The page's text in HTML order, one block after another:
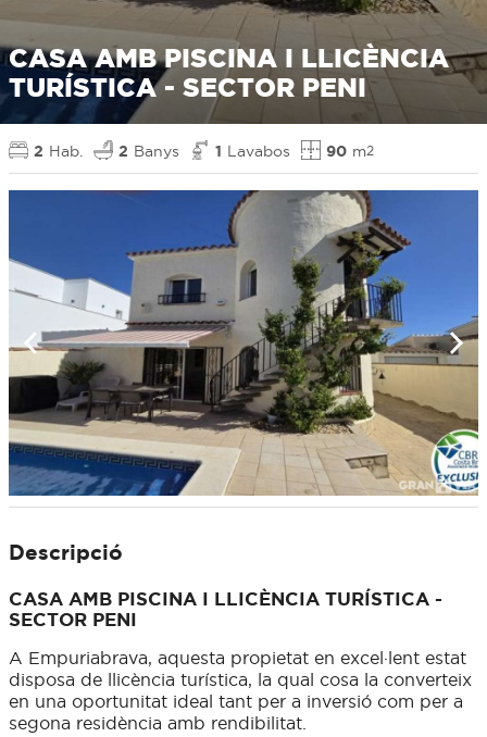
CASA AMB PISCINA I LLICÈNCIA
TURÍSTICA - SECTOR PENI
2 Hab. 2 Banys 1 Lavabos 90 m2
Descripció
CASA AMB PISCINA I LLICÈNCIA TURÍSTICA -
SECTOR PENI
A Empuriabrava, aquesta propietat en excel·lent estat
disposa de llicència turística, la qual cosa la converteix
en una oportunitat ideal tant per a inversió com per a
segona residència amb rendibilitat.